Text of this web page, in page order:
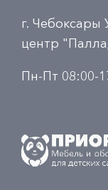
г. Чебоксары
центр
Пн-Пт 08:00-